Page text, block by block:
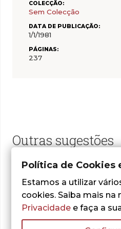
COLECÇÃO:
Sem Colecção
DATA DE PUBLICAÇÃO:
1/1/1981
PÁGINAS:
237
Outras sugestões
Política de Cookies
Estamos a utilizar
cookies. Saiba mais na
Privacidade e faça a